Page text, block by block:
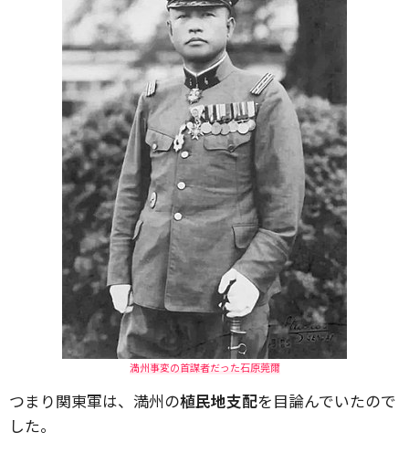
満州事変の首謀者だった石原莞爾
つまり関東軍は、満州の植民地支配を目論んでいたので
した。